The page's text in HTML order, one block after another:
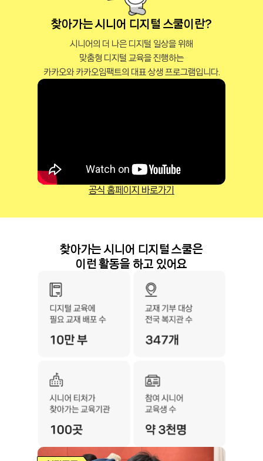
찾아가는 시니어 디지털 스쿨이란?
시니어의 더 나은 디지털 일상을 위해
맞춤형 디지털 교육을 진행하는
카카오와 카카오임팩트의 대표 상생 프로그램입니다.
공식 홈페이지 바로가기
찾아가는 시니어 디지털 스쿨은
이런 활동을 하고 있어요
Slide 1 of 3